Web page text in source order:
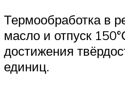
Термообработка в
масло и отпуск
достижения
единиц.